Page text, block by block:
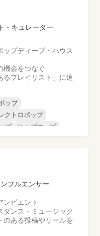
・キュレーター
ップディープ・ハウス
機会をつなぐ
るプレイリスト」に追
ップ
クトロポップ
プ ヒップホップ
フルエンサー
ンビエント
ダンス・ミュージック
のある投稿やリールを